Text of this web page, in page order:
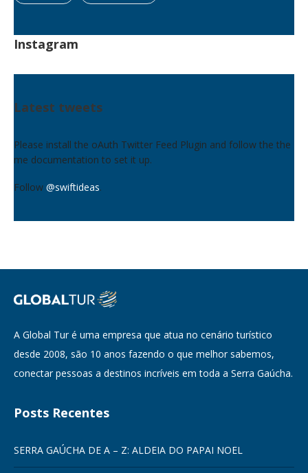
Instagram
Latest tweets
Please install the oAuth Twitter Feed Plugin and follow the the
me documentation to set it up.
Follow @swiftideas.
A Global Tur é uma empresa que atua no cenário turístico
desde 2008, são 10 anos fazendo o que melhor sabemos,
conectar pessoas a destinos incríveis em toda a Serra Gaúcha.
Posts Recentes
SERRA GAÚCHA DE A – Z: ALDEIA DO PAPAI NOEL